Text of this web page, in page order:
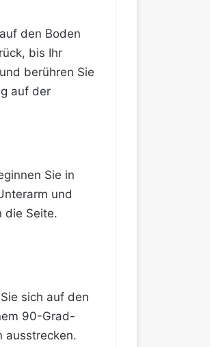
den Boden
bis Ihr
berühren Sie
auf der
Sie in
und
die Seite.
sich auf den
90-Grad-
ausstrecken.